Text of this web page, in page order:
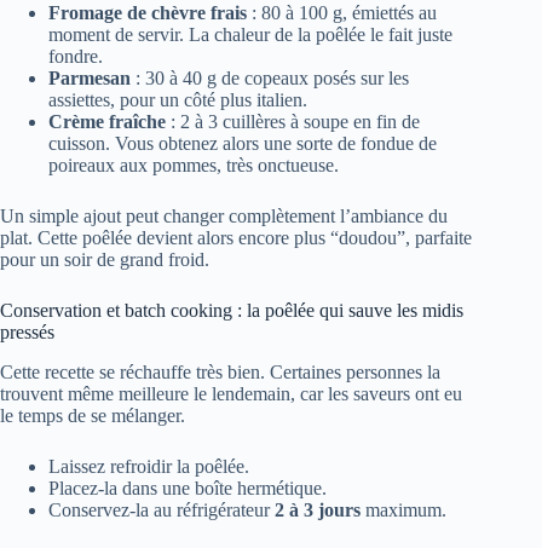
Fromage de chèvre frais : 80 à 100 g, émiettés au
moment de servir. La chaleur de la poêlée le fait juste
fondre.
Parmesan : 30 à 40 g de copeaux posés sur les
assiettes, pour un côté plus italien.
Crème fraîche : 2 à 3 cuillères à soupe en fin de
cuisson. Vous obtenez alors une sorte de fondue de
poireaux aux pommes, très onctueuse.
Un simple ajout peut changer complètement l’ambiance du
plat. Cette poêlée devient alors encore plus “doudou”, parfaite
pour un soir de grand froid.
Conservation et batch cooking : la poêlée qui sauve les midis
pressés
Cette recette se réchauffe très bien. Certaines personnes la
trouvent même meilleure le lendemain, car les saveurs ont eu
le temps de se mélanger.
Laissez refroidir la poêlée.
Placez-la dans une boîte hermétique.
Conservez-la au réfrigérateur2 à 3 jours maximum.